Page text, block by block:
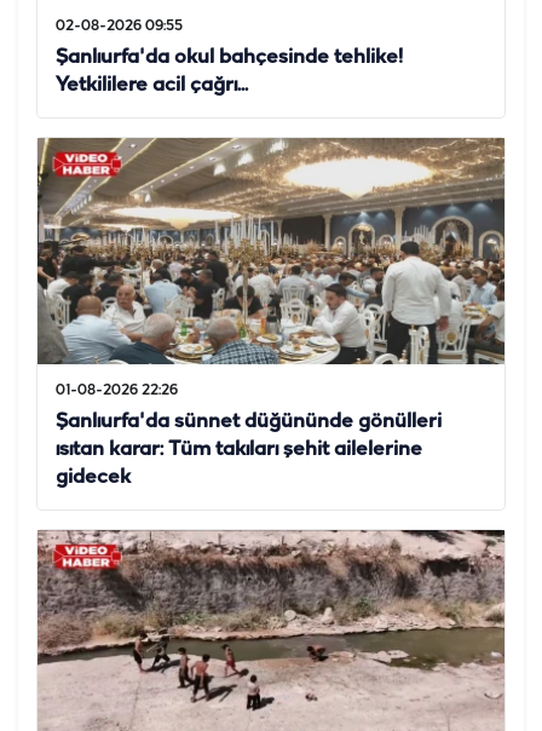
02-08-2026 09:55
Şanlıurfa'da okul bahçesinde tehlike!
Yetkililere acil çağrı...
01-08-2026 22:26
Şanlıurfa'da sünnet düğününde gönülleri
ısıtan karar: Tüm takıları şehit ailelerine
gidecek